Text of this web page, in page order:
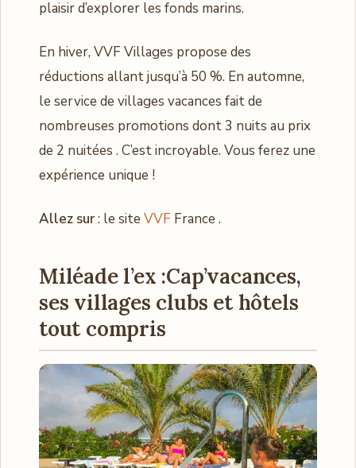
plaisir d’explorer les fonds marins.
En hiver, VVF Villages propose des
réductions allant jusqu’à 50 %. En automne,
le service de villages vacances fait de
nombreuses promotions dont 3 nuits au prix
de 2 nuitées . C’est incroyable. Vous ferez une
expérience unique !
Allez sur: le site VVF France .
Miléade l’ex :Cap’vacances,
ses villages clubs et hôtels
tout compris